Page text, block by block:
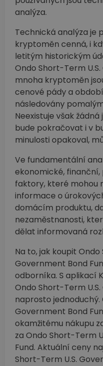
analýza.
Technická analýza je
kryptoměn cenná, i
letitým historickým
Ondo Short-Term
mnoha kryptoměn
cenové pády a
následovány
Neexistuje však
bude pokračovat i v
minulosti opakoval,
Ve fundamentální
ekonomické,
faktory, které mohou
informace o
domácím produktu,
nezaměstnanosti,
dělat informovaná
Na to, jak koupit Ondo
Government Bond
odborníka. S aplikací
Ondo Short-Term
naprosto jednoduchý.
Government Bond
okamžitému nákupu
za Ondo Short-Term
Fund. Aktuální ceny
Short-Term U.S.